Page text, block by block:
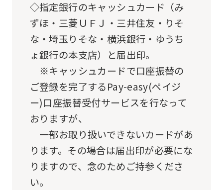
◇指定銀行のキャッシュカード（み
ずほ・三菱ＵＦＪ・三井住友・りそ
な・埼玉りそな・横浜銀行・ゆうち
ょ銀行の本支店）と届出印。
※キャッシュカードで口座振替の
ご登録を完了するPay-easy(ペイジ
ー)口座振替受付サービスを行なって
おりますが、
一部お取り扱いできないカードがあ
ります。その場合は届出印が必要にな
りますので、念のためご持参くださ
い。
However,
if
you
use
an
automatic
translation
service,
the
Japanese
version